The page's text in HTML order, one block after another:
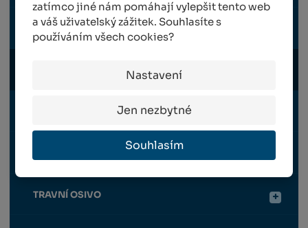
zatímco jiné nám pomáhají vylepšit tento web
a váš uživatelský zážitek. Souhlasíte s
používáním všech cookies?
Nastavení
Jen nezbytné
Souhlasím
POMŮCKY K VYVAZOVÁNÍ
TRAVNÍ OSIVO